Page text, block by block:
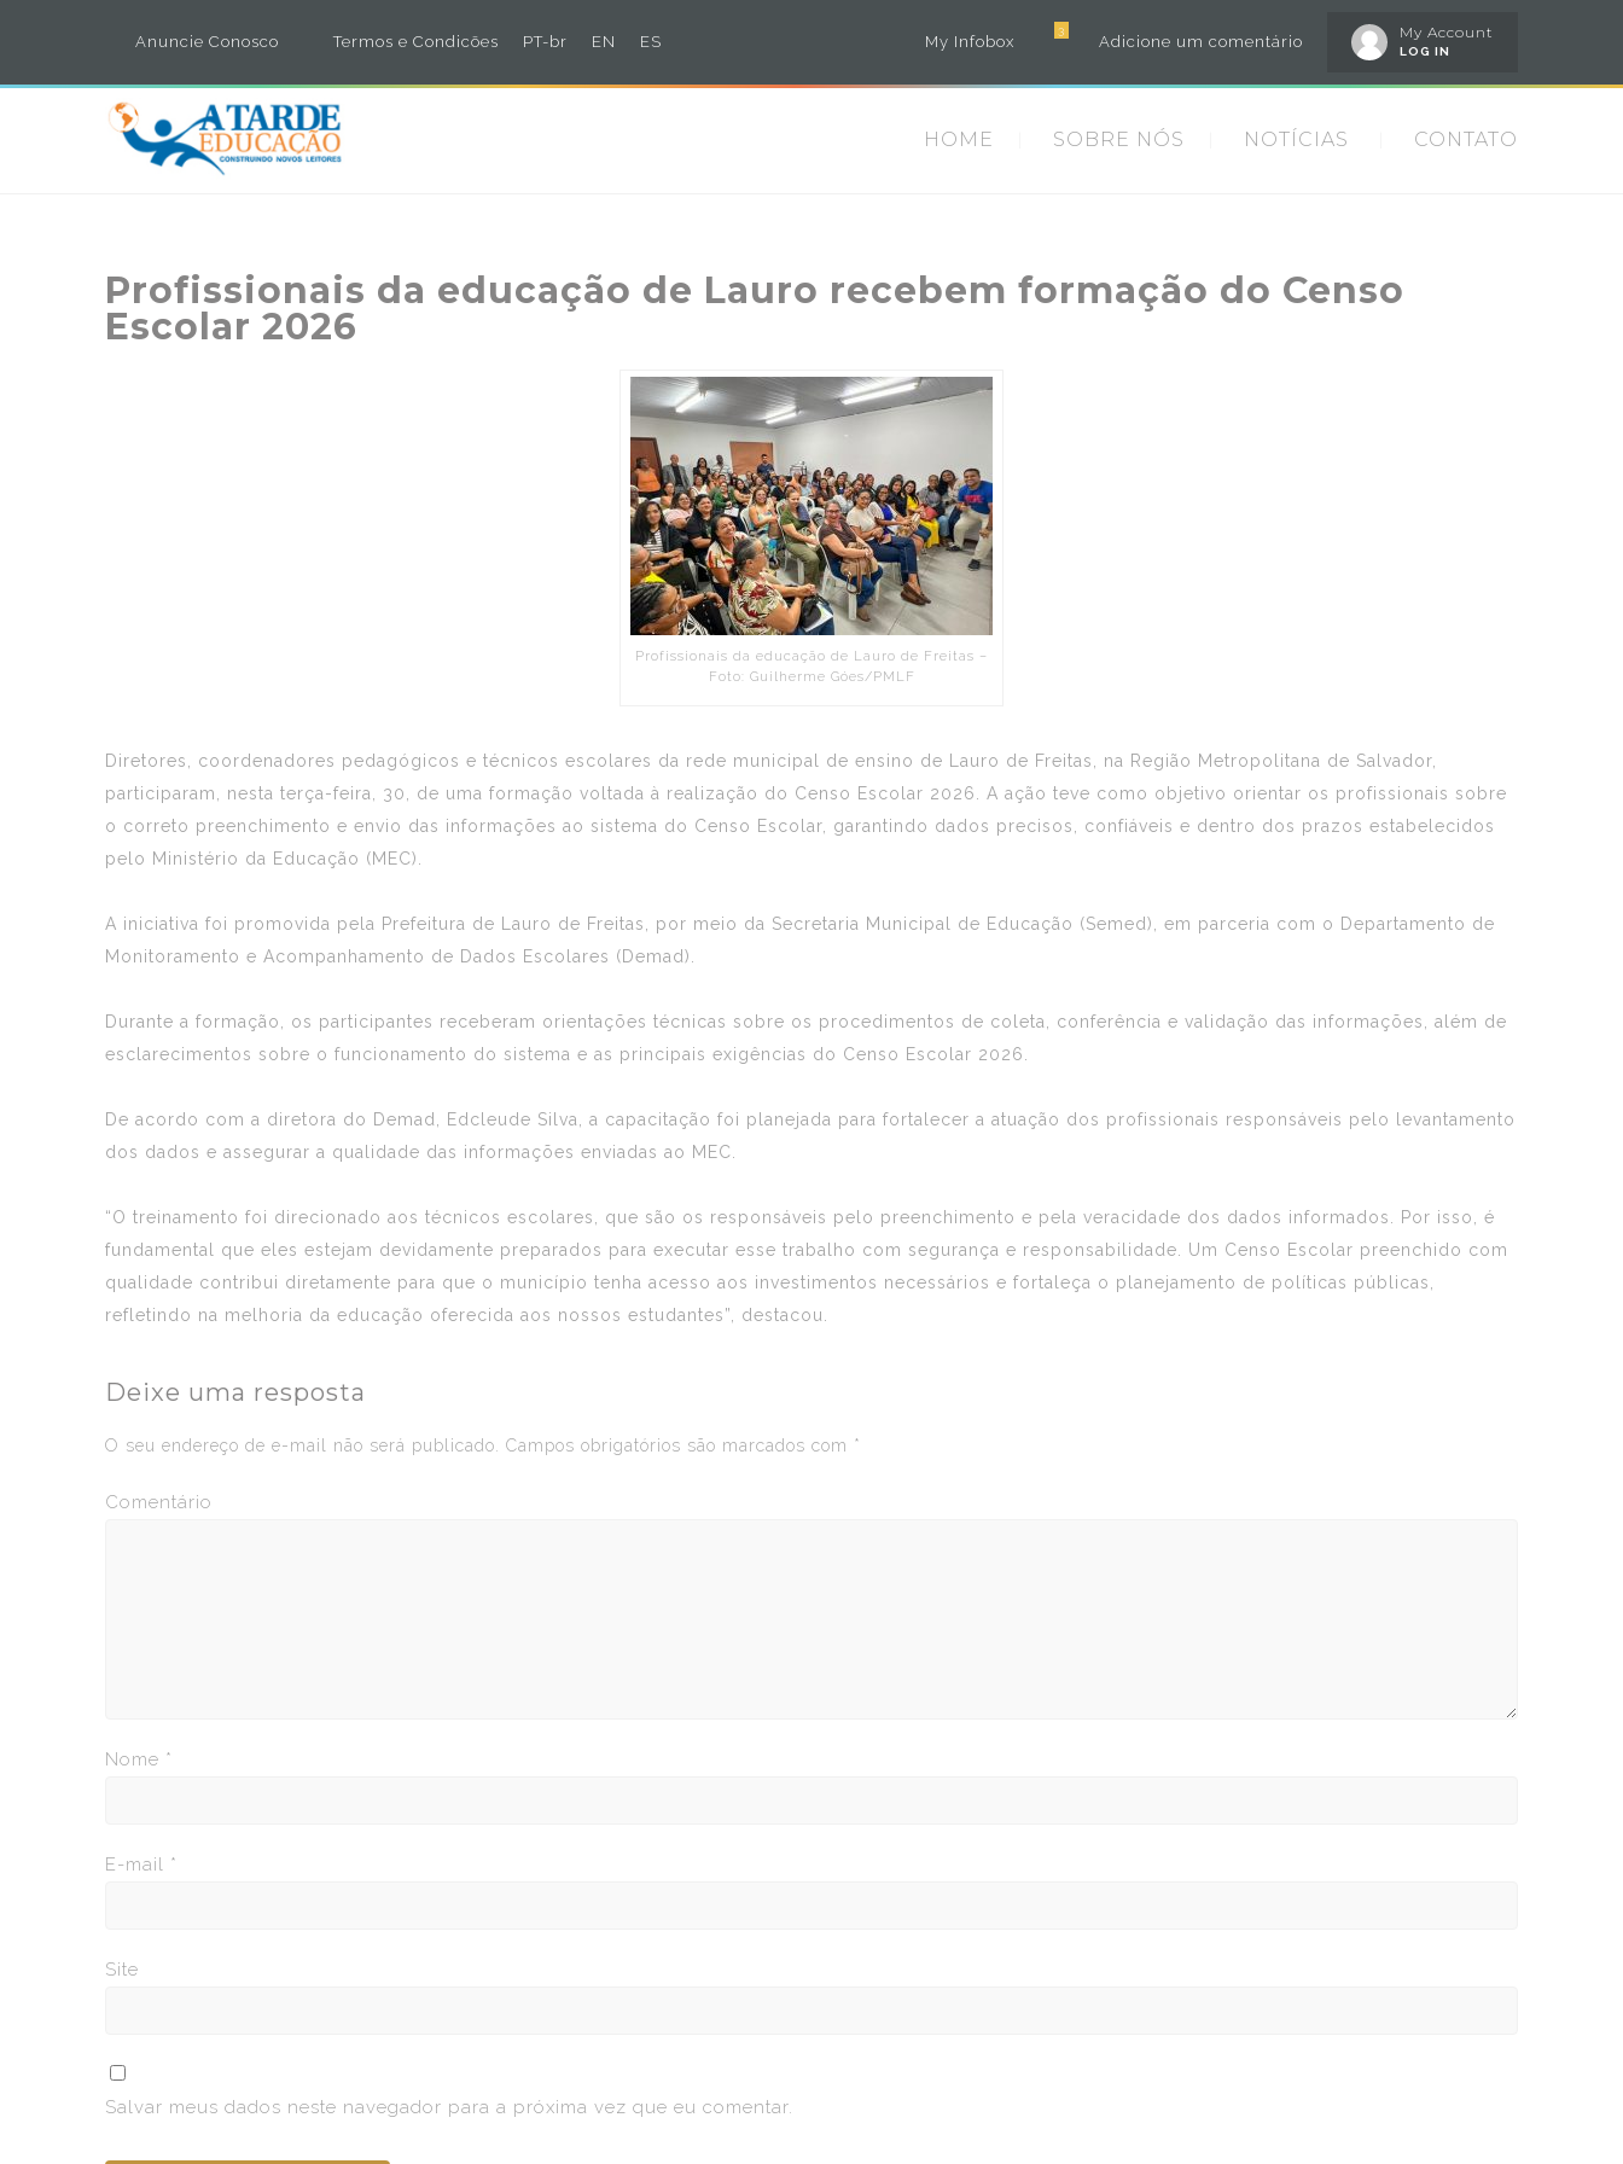
Anuncie Conosco Termos e Condicões PT-br EN ES
My Account
LOG IN
Adicione um comentário
3
My Infobox
HOME SOBRE NÓS NOTÍCIAS CONTATO
Profissionais da educação de Lauro recebem formação do Censo
Escolar 2026
Profissionais da educação de Lauro de Freitas –
Foto: Guilherme Góes/PMLF
Diretores, coordenadores pedagógicos e técnicos escolares da rede municipal de ensino de Lauro de Freitas, na Região Metropolitana de Salvador,
participaram, nesta terça-feira, 30, de uma formação voltada à realização do Censo Escolar 2026. A ação teve como objetivo orientar os profissionais sobre
o correto preenchimento e envio das informações ao sistema do Censo Escolar, garantindo dados precisos, confiáveis e dentro dos prazos estabelecidos
pelo Ministério da Educação (MEC).
A iniciativa foi promovida pela Prefeitura de Lauro de Freitas, por meio da Secretaria Municipal de Educação (Semed), em parceria com o Departamento de
Monitoramento e Acompanhamento de Dados Escolares (Demad).
Durante a formação, os participantes receberam orientações técnicas sobre os procedimentos de coleta, conferência e validação das informações, além de
esclarecimentos sobre o funcionamento do sistema e as principais exigências do Censo Escolar 2026.
De acordo com a diretora do Demad, Edcleude Silva, a capacitação foi planejada para fortalecer a atuação dos profissionais responsáveis pelo levantamento
dos dados e assegurar a qualidade das informações enviadas ao MEC.
“O treinamento foi direcionado aos técnicos escolares, que são os responsáveis pelo preenchimento e pela veracidade dos dados informados. Por isso, é
fundamental que eles estejam devidamente preparados para executar esse trabalho com segurança e responsabilidade. Um Censo Escolar preenchido com
qualidade contribui diretamente para que o município tenha acesso aos investimentos necessários e fortaleça o planejamento de políticas públicas,
refletindo na melhoria da educação oferecida aos nossos estudantes”, destacou.
Deixe uma resposta
O seu endereço de e-mail não será publicado. Campos obrigatórios são marcados com *
Comentário
Nome *
E-mail *
Site
Salvar meus dados neste navegador para a próxima vez que eu comentar.